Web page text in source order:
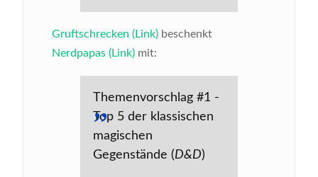
Gruftschrecken (Link) beschenkt
Nerdpapas (Link) mit:
Themenvorschlag #1 -
Top 5 der klassischen
magischen
Gegenstände (D&D)